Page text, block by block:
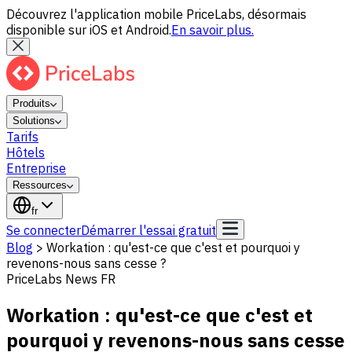
Découvrez l'application mobile PriceLabs, désormais
disponible sur iOS et Android.En savoir plus.
Produits
Solutions
Tarifs
Hôtels
Entreprise
Ressources
fr
Se connecterDémarrer l'essai gratuit
Blog > Workation : qu'est-ce que c'est et pourquoi y
revenons-nous sans cesse ?
PriceLabs News FR
Workation : qu'est-ce que c'est et
pourquoi y revenons-nous sans cesse